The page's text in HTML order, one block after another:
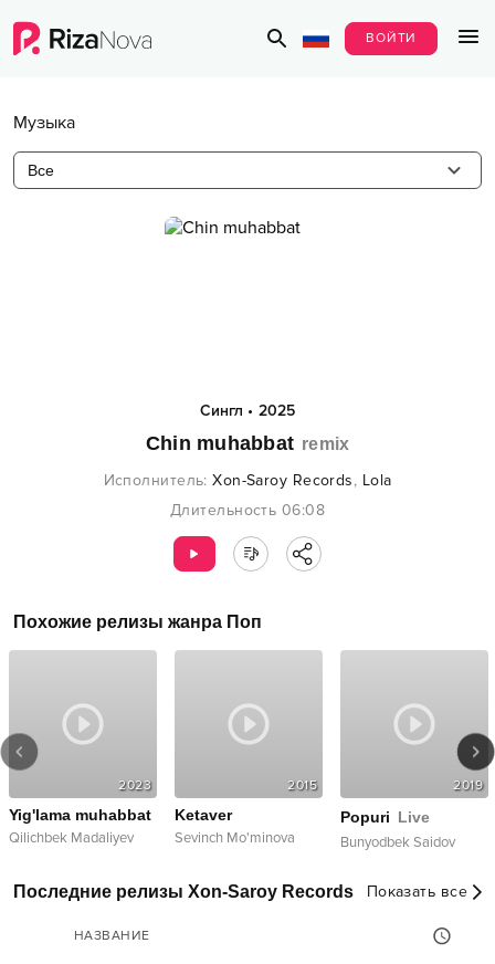
ВОЙТИ
Музыка
Все
Сингл • 2025
Chin muhabbat remix
Исполнитель:Xon-Saroy Records, Lola
Длительность 06:08
Похожие релизы жанра Поп
2023
Yig'lama muhabbat
Qilichbek Madaliyev
2015
Ketaver
Sevinch Mo'minova
2019
Popuri Live
Bunyodbek Saidov
Последние релизы Xon-Saroy Records Показать все
НАЗВАНИЕ